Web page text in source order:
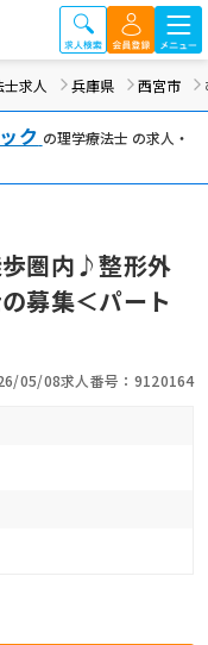
求人 兵庫県 西宮市
ク の理学療法士 の求人・
歩圏内♪整形外
募集＜パート
05/08求人番号：9120164